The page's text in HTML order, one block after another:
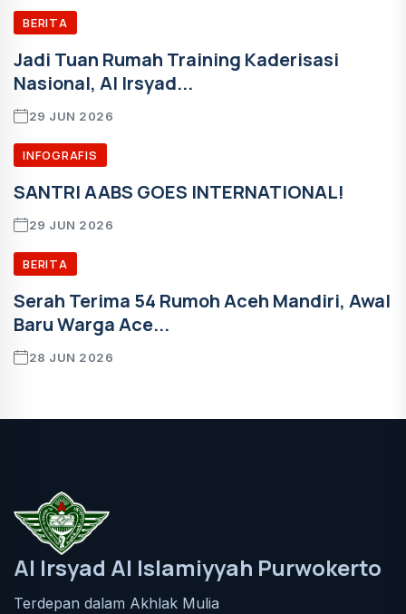
BERITA
Jadi Tuan Rumah Training Kaderisasi
Nasional, Al Irsyad...
29 JUN 2026
INFOGRAFIS
SANTRI AABS GOES INTERNATIONAL!
29 JUN 2026
BERITA
Serah Terima 54 Rumoh Aceh Mandiri, Awal
Baru Warga Ace...
28 JUN 2026
Al Irsyad Al Islamiyyah Purwokerto
Terdepan dalam Akhlak Mulia